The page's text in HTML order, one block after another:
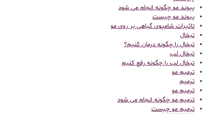
پیوند مو چگونه انجام می شود
پیوند مو چیست
تاثیرات شامپوی گیاهی بر روی مو
تبخال
تبخال را چگونه درمان کنیم؟
تبخال لب
تبخال لب را چگونه رفع کنیم
ترميم مو
ترمیم
ترمیم مو
ترمیم مو چگونه انجام می شود
ترمیم مو چیست